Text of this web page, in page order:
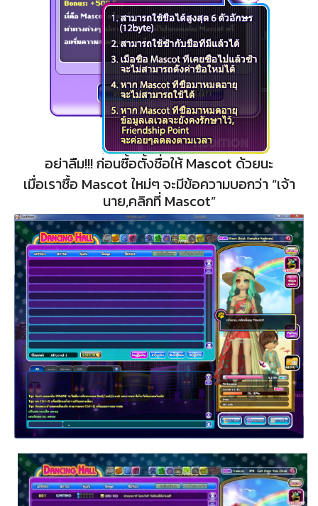
อย่าลืม!!! ก่อนซื้อตั้งชื่อให้ Mascot ด้วยนะ
เมื่อเราซื้อ Mascot ใหม่ๆ จะมีข้อความบอกว่า “เจ้า
นาย,คลิกที่ Mascot”